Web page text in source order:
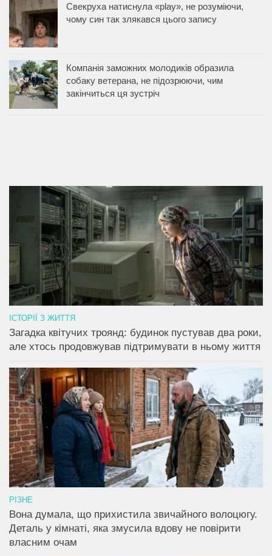
Свекруха натиснула «play», не розуміючи,
чому син так злякався цього запису
Компанія заможних молодиків образила
собаку ветерана, не підозрюючи, чим
закінчиться ця зустріч
ІСТОРІЇ З ЖИТТЯ
Загадка квітучих троянд: будинок пустував два роки,
але хтось продовжував підтримувати в ньому життя
РІЗНЕ
Вона думала, що прихистила звичайного волоцюгу.
Деталь у кімнаті, яка змусила вдову не повірити
власним очам